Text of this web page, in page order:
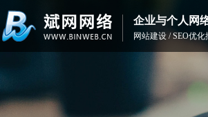
企业与个人网
网站建设 / SEO优